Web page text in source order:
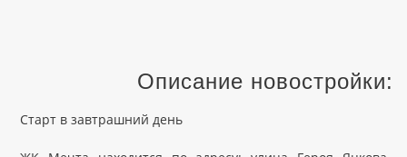
Описание новостройки:
Старт в завтрашний день